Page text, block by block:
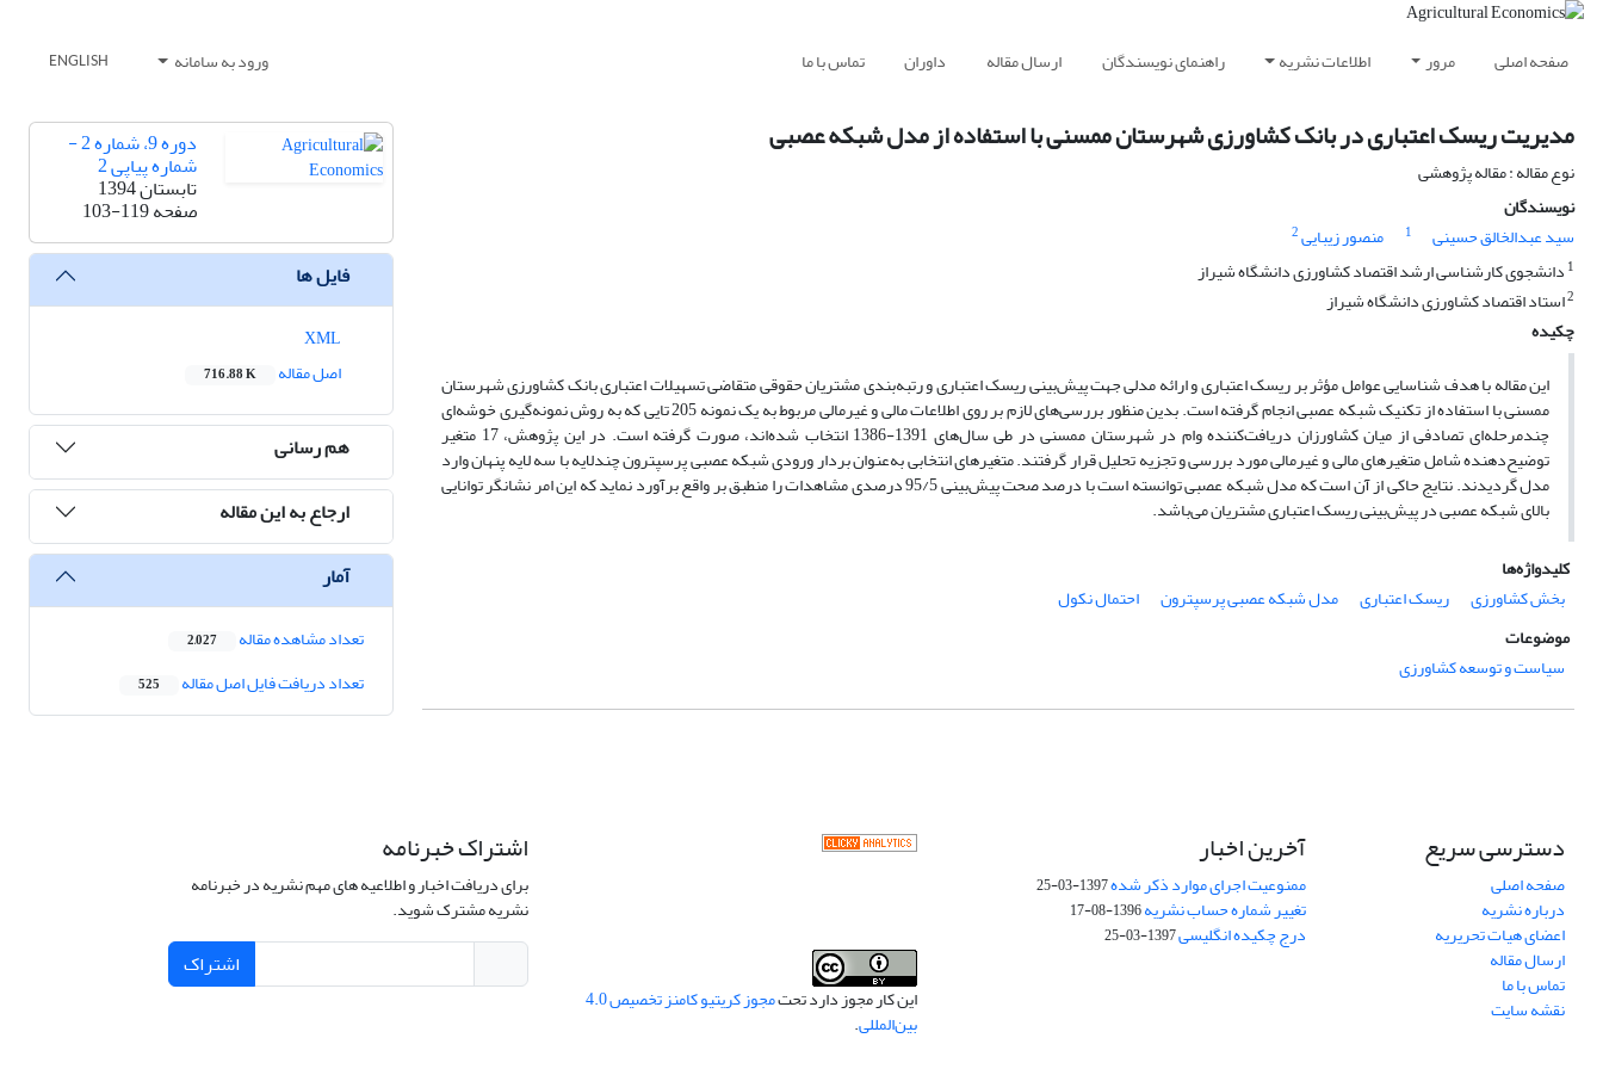
صفحه اصلی مرور اطلاعات نشریه راهنمای نویسندگان ارسال مقاله داوران تماس با ما ورود به سامانه ENGLISH
مدیریت ریسک اعتباری در بانک کشاورزی شهرستان ممسنی با استفاده از مدل شبکه عصبی
نوع مقاله : مقاله پژوهشی
نویسندگان
سید عبدالخالق حسینی
1 منصور زیبایی2
1 دانشجوی کارشناسی ارشد اقتصاد کشاورزی دانشگاه شیراز
2استاد اقتصاد کشاورزی دانشگاه شیراز
چکیده
این مقاله با هدف شناسایی عوامل مؤثر بر ریسک اعتباری و ارائه مدلی جهت پیش‌بینی ریسک اعتباری و رتبه‌بندی مشتریان حقوقی متقاضی تسهیلات اعتباری بانک کشاورزی شهرستان
ممسنی با استفاده از تکنیک شبکه عصبی انجام گرفته است. بدین منظور بررسی‌های لازم بر روی اطلاعات مالی و غیرمالی مربوط به یک نمونه 205 تایی که به روش نمونه‌گیری خوشه‌ای
چندمرحله‌ای تصادفی از میان کشاورزان دریافت‌کننده وام در شهرستان ممسنی در طی سال‌های 1391-1386 انتخاب شده‌اند، صورت گرفته است. در این پژوهش، 17 متغیر
توضیح‌دهنده شامل متغیرهای مالی و غیرمالی مورد بررسی و تجزیه تحلیل قرار گرفتند. متغیرهای انتخابی به‌عنوان بردار ورودی شبکه عصبی پرسپترون چندلایه با سه لایه پنهان وارد
مدل گردیدند. نتایج حاکی از آن است که مدل شبکه عصبی توانسته است با درصد صحت پیش‌بینی 95/5 درصدی مشاهدات را منطبق بر واقع برآورد نماید که این امر نشانگر توانایی
بالای شبکه عصبی در پیش‌بینی ریسک اعتباری مشتریان می‌باشد.
کلیدواژه‌ها
بخش کشاورزی
ریسک اعتباری مدل شبکه عصبی پرسپترون
احتمال نکول
موضوعات
سیاست و توسعه کشاورزی
دوره 9، شماره 2 -
شماره پیاپی 2
تابستان 1394
صفحه103-119
فایل ها
اصل مقاله
716.88 K
هم رسانی
ارجاع به این مقاله
آمار
تعداد مشاهده مقاله 2,027
تعداد دریافت فایل اصل مقاله 525
دسترسی سریع
صفحه اصلی
درباره نشریه
اعضای هیات تحریریه
ارسال مقاله
تماس با ما
نقشه سایت
آخرین اخبار
ممنوعیت اجرای موارد ذکر شده1397-03-25
تغییر شماره حساب نشریه1396-08-17
درج چکیده انگلیسی1397-03-25
این کار مجوز دارد تحت مجوز کریتیو کامنز تخصیص 4.0
بین‌المللی.
اشتراک خبرنامه
برای دریافت اخبار و اطلاعیه های مهم نشریه در خبرنامه
نشریه مشترک شوید.
اشتراک